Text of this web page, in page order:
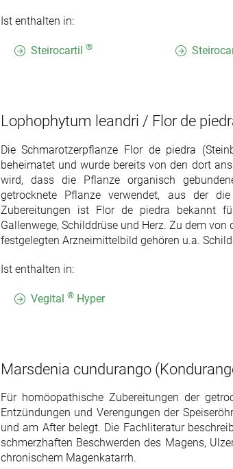
Ist enthalten in:
Steirocartil ®
Lophophytum leandri / Flor de
Die Schmarotzerpflanze Flor de piedra
beheimatet und wurde bereits von den dort
wird, dass die Pflanze organisch
getrocknete Pflanze verwendet, aus der
Zubereitungen ist Flor de piedra bekannt
Gallenwege, Schilddrüse und Herz. Zu dem
festgelegten Arzneimittelbild gehören u.a.
Ist enthalten in:
Vegital ®Hyper
Marsdenia cundurango
Für homöopathische Zubereitungen der
Entzündungen und Verengungen der
und am After belegt. Die Fachliteratur
schmerzhaften Beschwerden des Magens,
chronischem Magenkatarrh.